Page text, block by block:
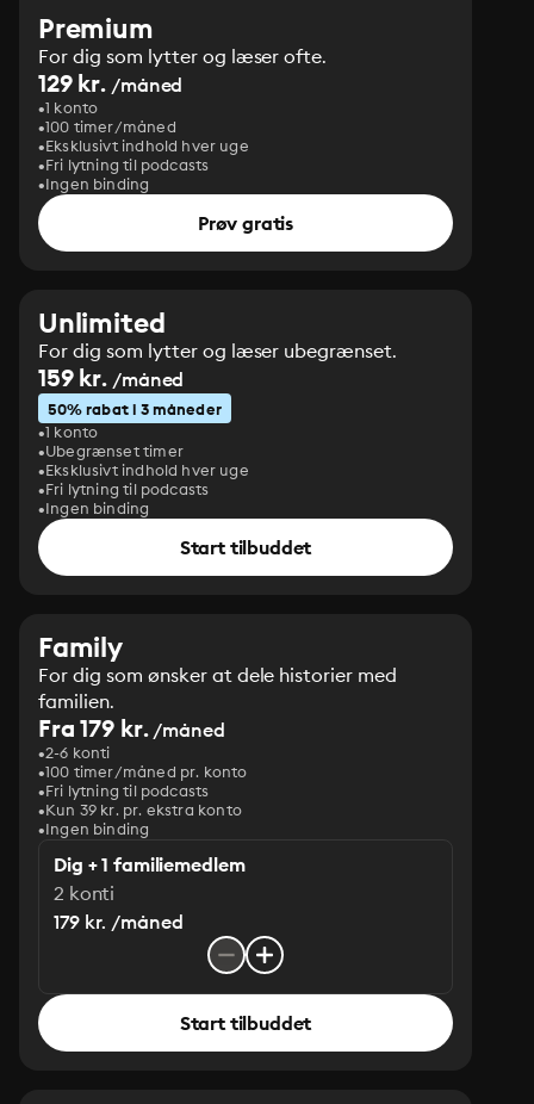
Premium
For dig som lytter og læser ofte.
129 kr. /måned
1 konto
100 timer/måned
Eksklusivt indhold hver uge
Fri lytning til podcasts
Ingen binding
Prøv gratis
Unlimited
For dig som lytter og læser ubegrænset.
159 kr. /måned
50% rabat i 3 måneder
1 konto
Ubegrænset timer
Eksklusivt indhold hver uge
Fri lytning til podcasts
Ingen binding
Start tilbuddet
Family
For dig som ønsker at dele historier med
familien.
Fra 179 kr./måned
2-6 konti
100 timer/måned pr. konto
Fri lytning til podcasts
Kun 39 kr. pr. ekstra konto
Ingen binding
Dig + 1 familiemedlem
2 konti
179 kr. /måned
Start tilbuddet